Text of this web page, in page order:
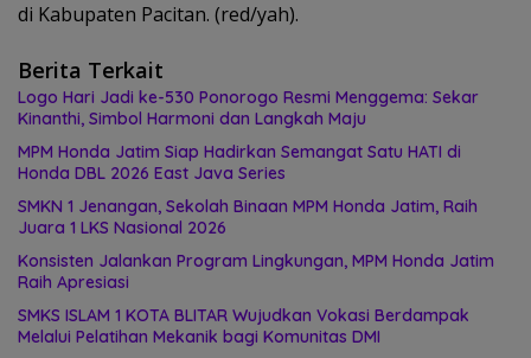
di Kabupaten Pacitan. (red/yah).
Berita Terkait
Logo Hari Jadi ke-530 Ponorogo Resmi Menggema: Sekar
Kinanthi, Simbol Harmoni dan Langkah Maju
MPM Honda Jatim Siap Hadirkan Semangat Satu HATI di
Honda DBL 2026 East Java Series
SMKN 1 Jenangan, Sekolah Binaan MPM Honda Jatim, Raih
Juara 1 LKS Nasional 2026
Konsisten Jalankan Program Lingkungan, MPM Honda Jatim
Raih Apresiasi
SMKS ISLAM 1 KOTA BLITAR Wujudkan Vokasi Berdampak
Melalui Pelatihan Mekanik bagi Komunitas DMI